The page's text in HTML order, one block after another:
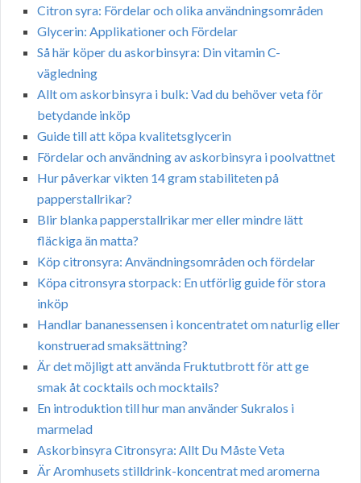
Citron syra: Fördelar och olika användningsområden
Glycerin: Applikationer och Fördelar
Så här köper du askorbinsyra: Din vitamin C-
vägledning
Allt om askorbinsyra i bulk: Vad du behöver veta för
betydande inköp
Guide till att köpa kvalitetsglycerin
Fördelar och användning av askorbinsyra i poolvattnet
Hur påverkar vikten 14 gram stabiliteten på
papperstallrikar?
Blir blanka papperstallrikar mer eller mindre lätt
fläckiga än matta?
Köp citronsyra: Användningsområden och fördelar
Köpa citronsyra storpack: En utförlig guide för stora
inköp
Handlar bananessensen i koncentratet om naturlig eller
konstruerad smaksättning?
Är det möjligt att använda Fruktutbrott för att ge
smak åt cocktails och mocktails?
En introduktion till hur man använder Sukralos i
marmelad
Askorbinsyra Citronsyra: Allt Du Måste Veta
Är Aromhusets stilldrink-koncentrat med aromerna